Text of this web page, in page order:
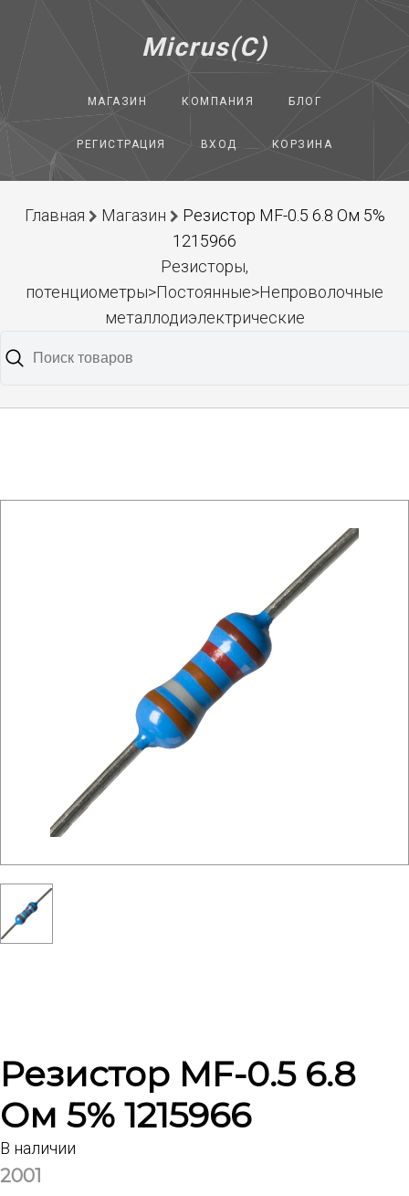
Micrus(C)
МАГАЗИН КОМПАНИЯ БЛОГ
РЕГИСТРАЦИЯ ВХОД КОРЗИНА
Главная Магазин
Резистор MF-0.5 6.8 Ом 5%
1215966
Резисторы,
потенциометры>Постоянные>Непроволочные
металлодиэлектрические
Резистор MF-0.5 6.8
Ом 5% 1215966
В наличии
2001